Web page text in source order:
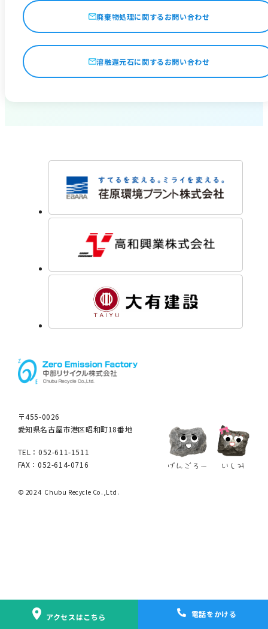
廃棄物処理に関するお問い合わせ
溶融還元石に関するお問い合わせ
〒455-0026
愛知県名古屋市港区昭和町18番地
TEL：052-611-1511
FAX：052-614-0716
© 2024 Chubu Recycle Co.,Ltd.
アクセスはこちら 電話をかける